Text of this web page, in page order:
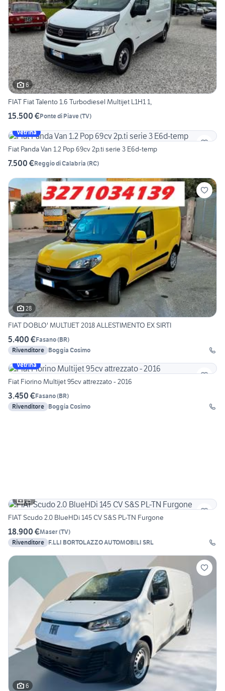
6
FIAT Fiat Talento 1.6 Turbodiesel Multijet L1H1 1,
15.500 €Ponte di Piave(TV)
Vetrina
Fiat Panda Van 1.2 Pop 69cv 2p.ti serie 3 E6d-temp
7.500 €Reggio di Calabria (RC)
28
FIAT DOBLO' MULTIJET 2018 ALLESTIMENTO EX SIRTI
5.400 €Fasano(BR)
Rivenditore Boggia Cosimo
Vetrina
Fiat Fiorino Multijet 95cv attrezzato - 2016
3.450 €Fasano(BR)
Rivenditore Boggia Cosimo
15
FIAT Scudo 2.0 BlueHDi 145 CV S&S PL-TN Furgone
18.900 €Maser(TV)
Rivenditore F.LLI BORTOLAZZO AUTOMOBILI SRL
6